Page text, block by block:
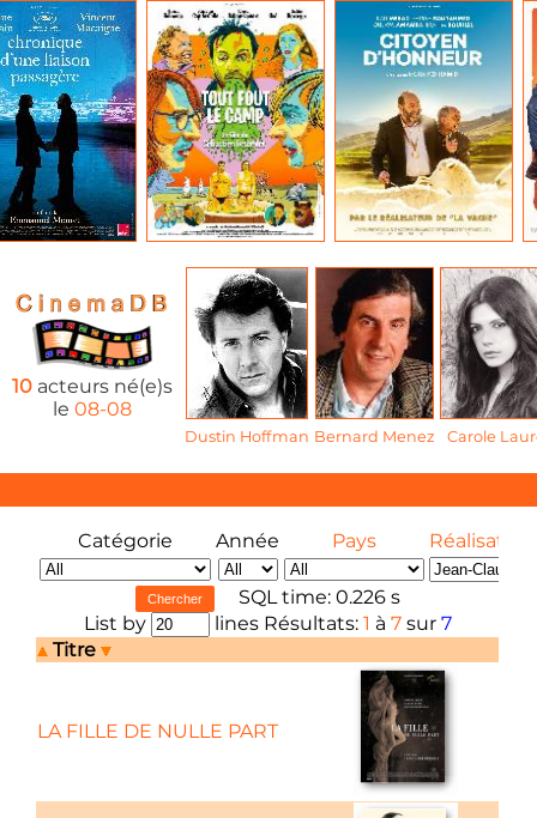
10acteurs né(e)s
le 08-08
Dustin Hoffman Bernard Menez Carole
Catégorie Année Pays Réalisateur
SQL time: 0.226 s
List by
lines Résultats: 1 à 7sur 7
Titre
LA FILLE DE NULLE PART